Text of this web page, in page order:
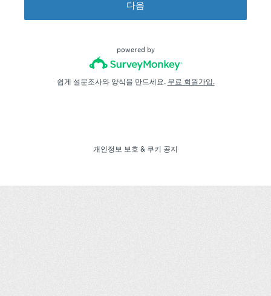
다음
powered by
쉽게 설문조사와 양식을 만드세요. 무료 회원가입.
개인정보 보호 & 쿠키 공지